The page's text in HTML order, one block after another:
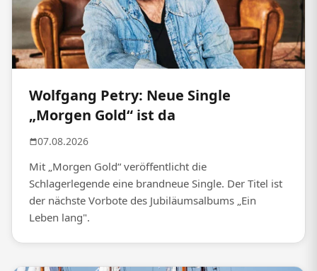
Wolfgang Petry: Neue Single
„Morgen Gold“ ist da
07.08.2026
Mit „Morgen Gold“ veröffentlicht die
Schlagerlegende eine brandneue Single. Der Titel ist
der nächste Vorbote des Jubiläumsalbums „Ein
Leben lang".